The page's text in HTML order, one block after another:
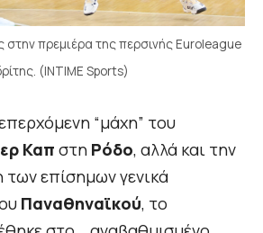
στην πρεμιέρα της περσινής Euroleague
(INTIME Sports)
“μάχη” του
Καπ στη Ρόδο, αλλά και την
επίσημων γενικά
Παναθηναϊκού, το